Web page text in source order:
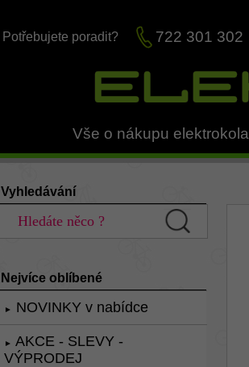
Potřebujete poradit? 722 301 302
Vše o nákupu elektrokola
Vyhledávání
Nejvíce oblíbené
► NOVINKY v nabídce
►
AKCE - SLEVY -
VÝPRODEJ